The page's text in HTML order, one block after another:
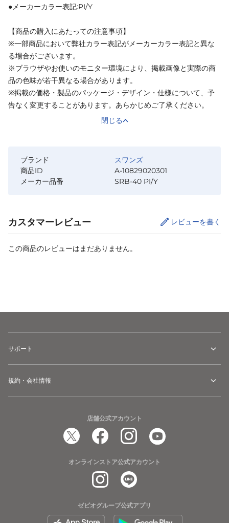
●メーカーカラー表記:PI/Y
【商品の購入にあたっての注意事項】
※一部商品において弊社カラー表記がメーカーカラー表記と異な
る場合がございます。
※ブラウザやお使いのモニター環境により、掲載画像と実際の商
品の色味が若干異なる場合があります。
※掲載の価格・製品のパッケージ・デザイン・仕様について、予
告なく変更することがあります。あらかじめご了承ください。
閉じる
ブランド
スワンズ
商品ID
A-10829020301
メーカー品番
SRB-40 PI/Y
カスタマーレビュー レビューを書く
この商品のレビューはまだありません。
サポート
規約・会社情報
店舗公式アカウント
オンラインストア公式アカウント
ゼビオグループ公式アプリ